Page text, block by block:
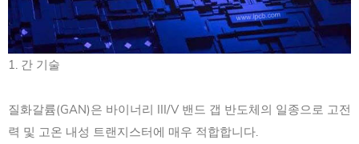
1. 간 기술
질화갈륨(GAN)은 바이너리 III/V 밴드 갭 반도체의 일종으로 고전
력 및 고온 내성 트랜지스터에 매우 적합합니다.